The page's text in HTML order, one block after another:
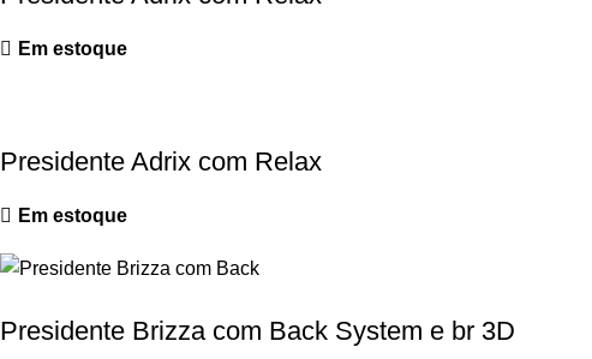
Em estoque
Presidente Adrix com Relax
Em estoque
Presidente Brizza com Back System e br 3D